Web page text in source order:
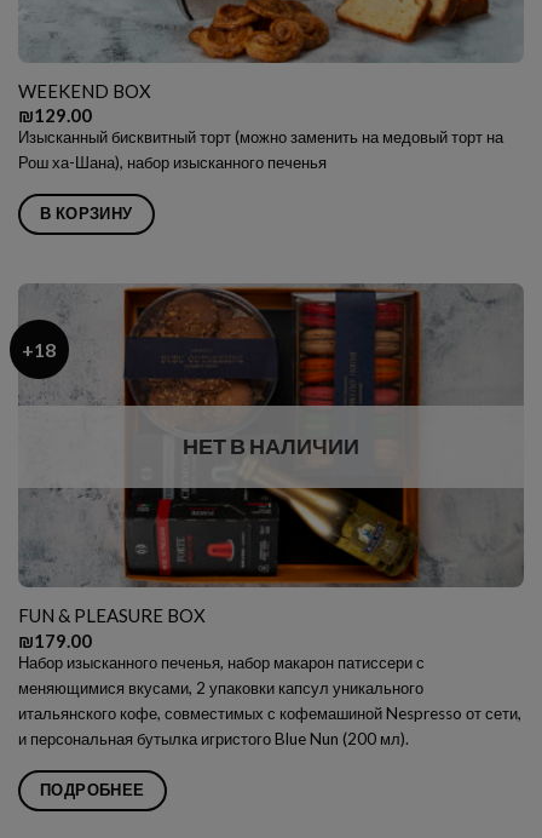
WEEKEND BOX
₪129.00
Изысканный бисквитный торт (можно заменить на медовый торт на
Рош ха-Шана), набор изысканного печенья
В КОРЗИНУ
+18
НЕТ В НАЛИЧИИ
FUN & PLEASURE BOX
₪179.00
Набор изысканного печенья, набор макарон патиссери с
меняющимися вкусами, 2 упаковки капсул уникального
итальянского кофе, совместимых с кофемашиной Nespresso от сети,
и персональная бутылка игристого Blue Nun (200 мл).
ПОДРОБНЕЕ